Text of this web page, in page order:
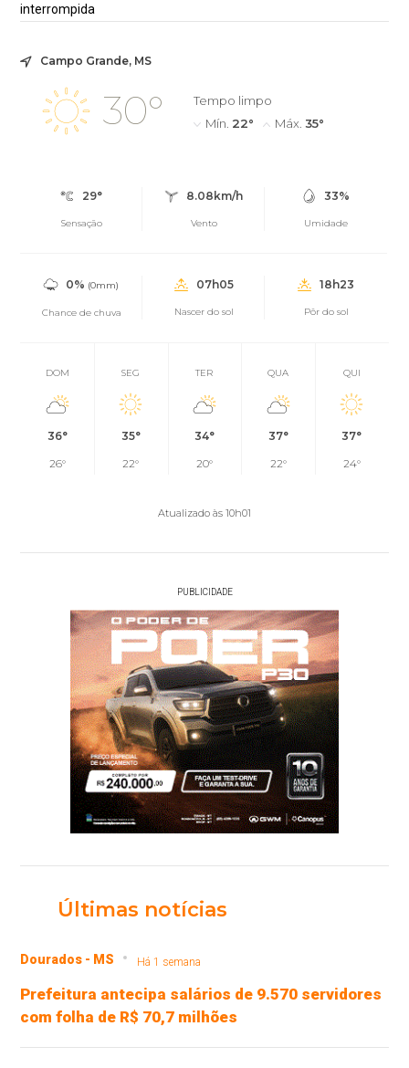
interrompida
Campo Grande, MS
30°
Tempo limpo
Mín. 22° Máx. 35°
29°
Sensação
8.08km/h
Vento
33%
Umidade
0% (0mm)
Chance de chuva
07h05
Nascer do sol
18h23
Pôr do sol
DOM
36°
26°
SEG
35°
22°
TER
34°
20°
QUA
37°
22°
QUI
37°
24°
Atualizado às 10h01
PUBLICIDADE
Últimas notícias
Dourados - MS Há 1 semana
Prefeitura antecipa salários de 9.570 servidores
com folha de R$ 70,7 milhões